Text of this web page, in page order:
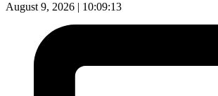
August 9, 2026 | 10:09:14